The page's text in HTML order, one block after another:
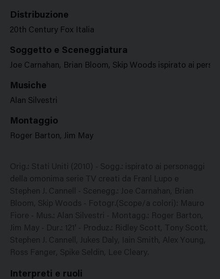
Distribuzione
20th Century Fox Italia
Soggetto e Sceneggiatura
Joe Carnahan, Brian Bloom, Skip Woods ispirato ai
Musiche
Alan Silvestri
Montaggio
Roger Barton, Jim May
Orig.: Stati Uniti (2010) - Sogg.: ispirato ai personaggi
della omonima serie TV creati da Franl Lupo e
Stephen J. Cannell - Scenegg.: Joe Carnahan, Brian
Bloom, Skip Woods - Fotogr.(Scope/a colori): Mauro
Fiore - Mus.: Alan Silvestri - Montagg.: Roger Barton,
Jim May - Dur.: 121' - Produz.: Ridley Scott, Tony Scott,
Stephen J. Cannell, Jukes Daly, Iain Smith, Alex Young,
Ross Fanger, Spike Seldin, Lee Cleary.
Interpreti e ruoli